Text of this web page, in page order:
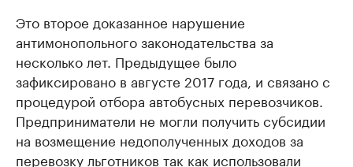
продавцы медийной продукции
Ознакомьтесь с информацией в каталоге Посмотрите в
Это второе доказанное нарушение
антимонопольного законодательства за
несколько лет. Предыдущее было
зафиксировано в августе 2017 года, и связано с
процедурой отбора автобусных перевозчиков.
Предприниматели не могли получить субсидии
на возмещение недополученных доходов за
перевозку льготников так как использовали